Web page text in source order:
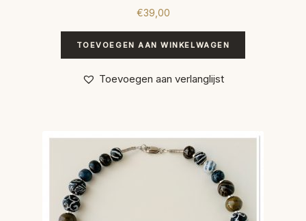
€39,00
TOEVOEGEN AAN WINKELWAGEN
Toevoegen aan verlanglijst